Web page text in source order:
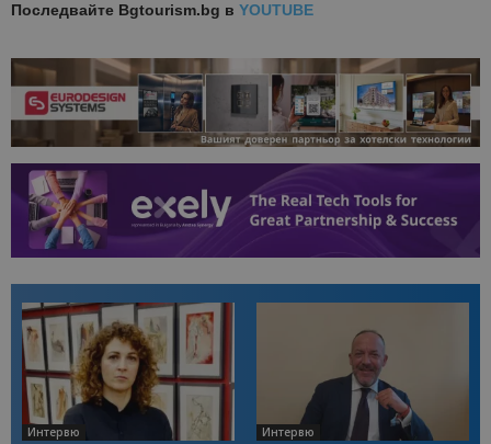
Последвайте Bgtourism.bg в YOUTUBE
Интервю Интервю